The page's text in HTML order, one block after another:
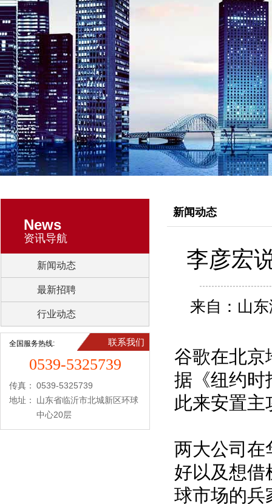
News
资讯导航
新闻动态
最新招聘
行业动态
全国服务热线: 联系我们
0539-5325739
传真： 0539-5325739
地址：
山东省临沂市北城新区环球
中心20层
新闻动态
李彦宏
来自：山
谷歌在北京
据《纽约时
此来安置主
两大公司在
好以及想借
球市场的兵